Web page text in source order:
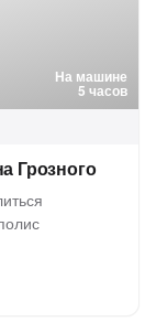
На машине
5 часов
Грозного